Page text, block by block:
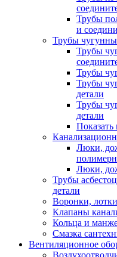
Трубы
и
Трубы
Трубы
Трубы
Трубы
детали
Трубы
детали
Показать
Люки,
Люки,
Трубы
детали
Воронки,
Клапаны
Кольца и
Смазка
Вентиляционное